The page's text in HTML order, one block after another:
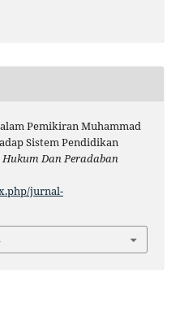
Pemikiran Muhammad
Sistem Pendidikan
Dan Peradaban
jurnal-